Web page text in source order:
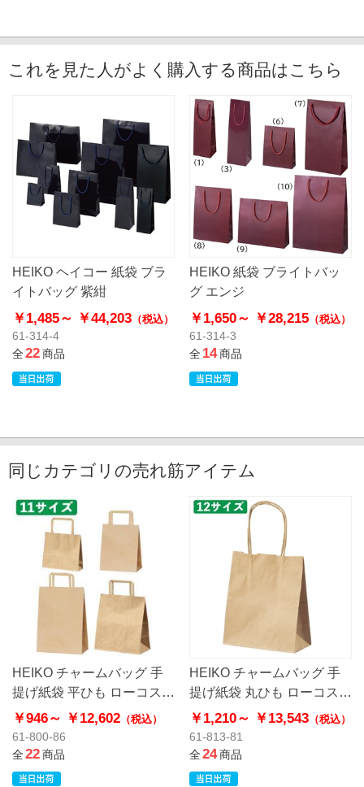
これを見た人がよく購入する商品はこちら
HEIKO ヘイコー 紙袋 ブラ
イトバッグ 紫紺
￥1,485～ ￥44,203 （税込）
61-314-4
全22商品
HEIKO 紙袋 ブライトバッ
グ エンジ
￥1,650～ ￥28,215（税込）
61-314-3
全14商品
同じカテゴリの売れ筋アイテム
HEIKO チャームバッグ 手
提げ紙袋 平ひも ローコスト
タイプ 茶無地
￥946～ ￥12,602 （税込）
61-800-86
全22商品
HEIKO チャームバッグ 手
提げ紙袋 丸ひも ローコスト
タイプ 茶無地
￥1,210～ ￥13,543（税込）
61-813-81
全24商品